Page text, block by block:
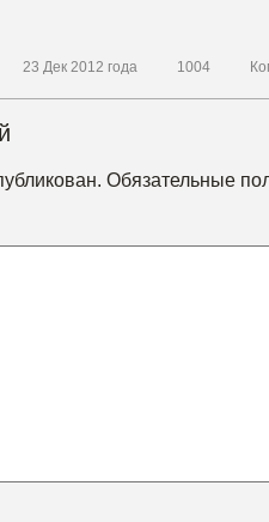
23 Дек 2012 года 1004
Обязательные